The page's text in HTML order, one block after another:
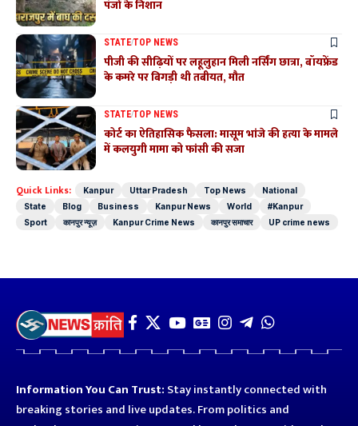
पंजों के निशान
STATETOP NEWS
पीजी की सीढ़ियों पर लहूलुहान मिली नर्सिंग छात्रा, बॉयफ्रेंड
के कमरे पर बिगड़ी थी तबीयत, मौत
STATETOP NEWS
कोर्ट का ऐतिहासिक फैसला: मासूम भांजे की हत्या के मामले
में कलयुगी मामा को फांसी की सजा
Quick Links: Kanpur Uttar Pradesh Top News
National
State
Blog Business Kanpur News World
#Kanpur
Sport
कानपुर न्यूज़ Kanpur Crime News कानपुर समाचार UP crime news
Information You Can Trust: Stay instantly connected with
breaking stories and live updates. From politics and